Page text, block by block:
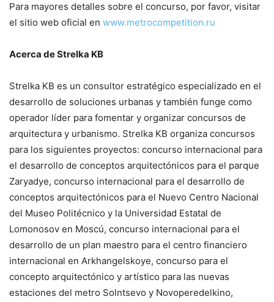
Para mayores detalles sobre el concurso, por favor, visitar
el sitio web oficial en www.metrocompetition.ru
Acerca de Strelka KB
Strelka KB es un consultor estratégico especializado en el
desarrollo de soluciones urbanas y también funge como
operador líder para fomentar y organizar concursos de
arquitectura y urbanismo. Strelka KB organiza concursos
para los siguientes proyectos: concurso internacional para
el desarrollo de conceptos arquitectónicos para el parque
Zaryadye, concurso internacional para el desarrollo de
conceptos arquitectónicos para el Nuevo Centro Nacional
del Museo Politécnico y la Universidad Estatal de
Lomonosov en Moscú, concurso internacional para el
desarrollo de un plan maestro para el centro financiero
internacional en Arkhangelskoye, concurso para el
concepto arquitectónico y artístico para las nuevas
estaciones del metro Solntsevo y Novoperedelkino,